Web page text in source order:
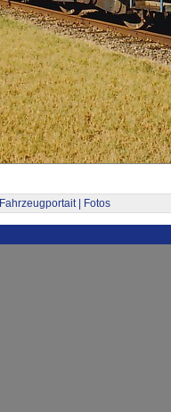
Fahrzeugportait | Fotos